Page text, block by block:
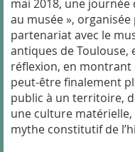
mai 2018, une journée
au musée », organisée
partenariat avec le
antiques de Toulouse,
réflexion, en montrant
peut-être finalement
public à un territoire,
une culture
mythe constitutif de